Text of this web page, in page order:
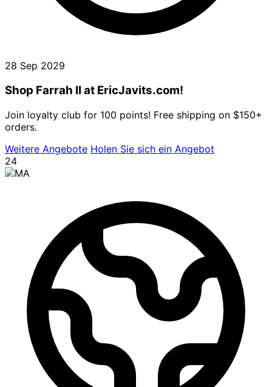
28 Sep 2029
Shop Farrah II at EricJavits.com!
Join loyalty club for 100 points! Free shipping on $150+
orders.
Weitere Angebote Holen Sie sich ein Angebot
24